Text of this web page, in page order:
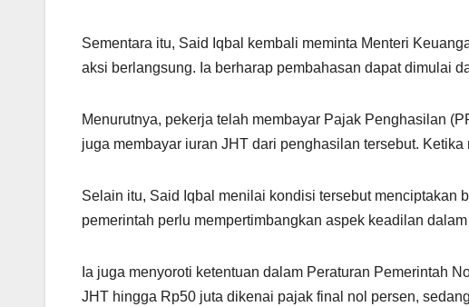
Sementara itu, Said Iqbal kembali meminta Menteri
aksi berlangsung. Ia berharap pembahasan dapat dimulai
Menurutnya, pekerja telah membayar Pajak Penghasilan
juga membayar iuran JHT dari penghasilan tersebut.
Selain itu, Said Iqbal menilai kondisi tersebut menciptakan
pemerintah perlu mempertimbangkan aspek keadilan
Ia juga menyoroti ketentuan dalam Peraturan Pemerintah
JHT hingga Rp50 juta dikenai pajak final nol persen,